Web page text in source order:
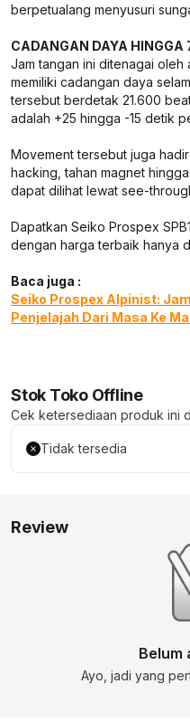
berpetualang menyusuri
CADANGAN DAYA HINGGA
Jam tangan ini ditenagai oleh
memiliki cadangan daya
tersebut berdetak 21.600
adalah +25 hingga -15 detik
Movement tersebut juga
hacking, tahan magnet
dapat dilihat lewat see-
Dapatkan Seiko Prospex
dengan harga terbaik hanya
Baca juga :
Seiko Prospex Alpinist:
Penjelajah Dari Masa Ke
Stok Toko Offline
Cek ketersediaan produk ini
Tidak tersedia
Review
Belum
Ayo, jadi yang